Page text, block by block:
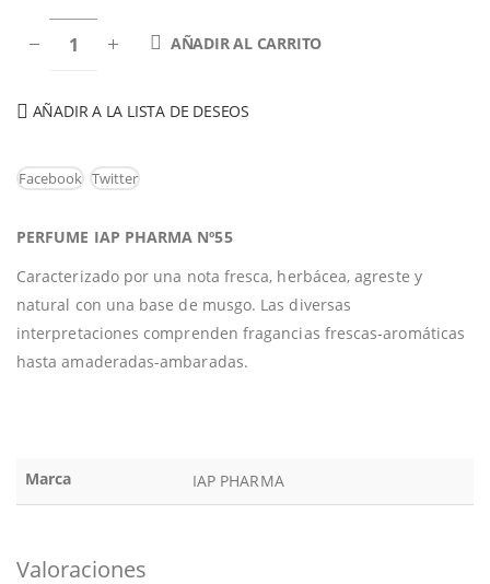
AÑADIR AL CARRITO
AÑADIR A LA LISTA DE DESEOS
Facebook Twitter
PERFUME IAP PHARMA Nº55
Caracterizado por una nota fresca, herbácea, agreste y
natural con una base de musgo. Las diversas
interpretaciones comprenden fragancias frescas-aromáticas
hasta amaderadas-ambaradas.
Marca IAP PHARMA
Valoraciones